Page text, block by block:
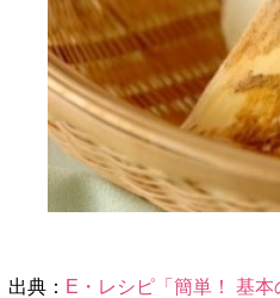
出典： E・レシピ「簡単！ 基本